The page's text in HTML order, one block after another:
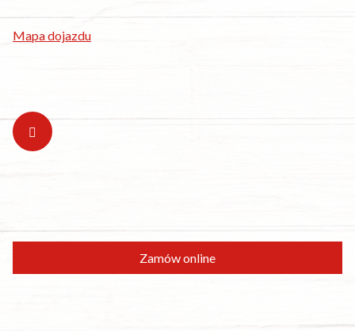
rezerwacje.bestpizza@gmail.com
Mapa dojazdu
Zamów online